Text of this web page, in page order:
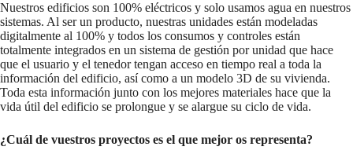
Nuestros edificios son 100% eléctricos y solo usamos agua en nuestros
sistemas. Al ser un producto, nuestras unidades están modeladas
digitalmente al 100% y todos los consumos y controles están
totalmente integrados en un sistema de gestión por unidad que hace
que el usuario y el tenedor tengan acceso en tiempo real a toda la
información del edificio, así como a un modelo 3D de su vivienda.
Toda esta información junto con los mejores materiales hace que la
vida útil del edificio se prolongue y se alargue su ciclo de vida.
¿Cuál de vuestros proyectos es el que mejor os representa?